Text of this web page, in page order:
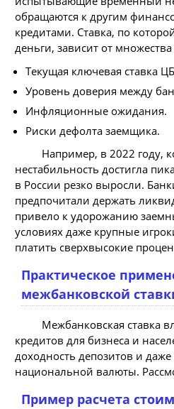
обращаются к другим
кредитами. Ставка, по
деньги, зависит от
Текущая ключевая ставка
Уровень доверия между
Инфляционные ожидания.
Риски дефолта заемщика.
Например, в 2022 году,
нестабильность достигла
в России резко выросли.
предпочитали держать
привело к удорожанию
условиях даже крупные
платить сверхвысокие
Практическое
межбанковской
Межбанковская ставка
кредитов для бизнеса и
доходность депозитов и даже
национальной валюты.
Пример расчета